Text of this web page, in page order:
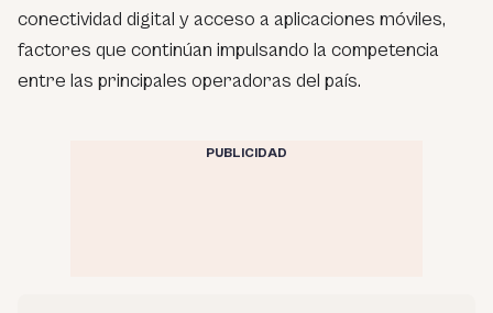
conectividad digital y acceso a aplicaciones móviles,
factores que continúan impulsando la competencia
entre las principales operadoras del país.
PUBLICIDAD